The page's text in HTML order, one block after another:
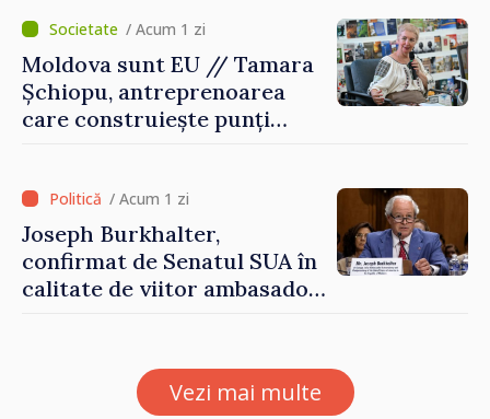
/ Acum 1 zi
Moldova sunt EU // Tamara
Șchiopu, antreprenoarea
care construiește punți
/ Acum 1 zi
Joseph Burkhalter,
confirmat de Senatul SUA în
calitate de viitor ambasador
Vezi mai multe